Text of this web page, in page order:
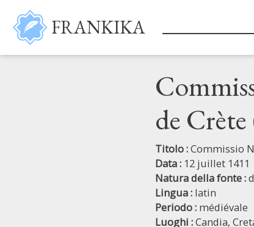
Salta al contenuto principale
FRANKIKA
de
Titolo :Commissio
Data : 12 juillet 1411
Natura della fonte :
Lingua : latin
Periodo : médiévale
Luoghi :Candia,